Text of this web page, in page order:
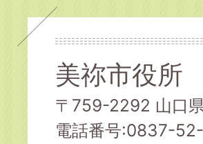
美祢市役所
〒759-2292 山口
電話番号:0837-52-